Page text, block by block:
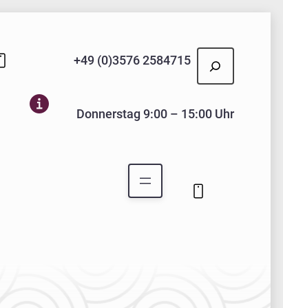
+49 (0)3576 2584715
Suchen
Donnerstag 9:00 – 15:00 Uhr